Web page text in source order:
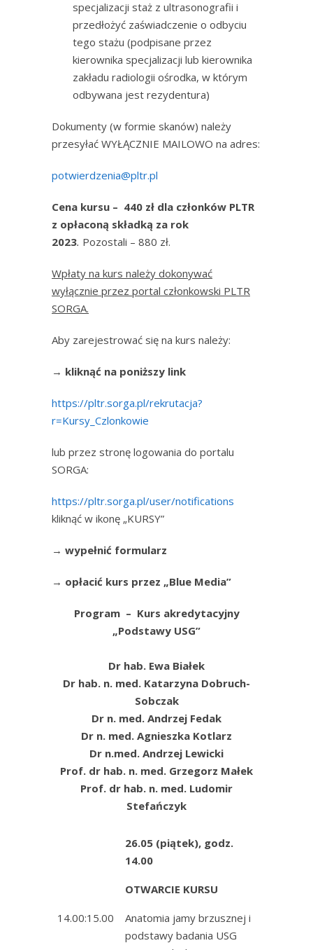
specjalizacji staż z ultrasonografii i
przedłożyć zaświadczenie o odbyciu
tego stażu (podpisane przez
kierownika specjalizacji lub kierownika
zakładu radiologii ośrodka, w którym
odbywana jest rezydentura)
Dokumenty (w formie skanów) należy
przesyłać WYŁĄCZNIE MAILOWO na adres:
potwierdzenia@pltr.pl
Cena kursu – 440 zł dla członków PLTR
z opłaconą składką za rok
2023. Pozostali – 880 zł.
Wpłaty na kurs należy dokonywać
wyłącznie przez portal członkowski PLTR
SORGA.
Aby zarejestrować się na kurs należy:
→ kliknąć na poniższy link
https://pltr.sorga.pl/rekrutacja?
r=Kursy_Czlonkowie
lub przez stronę logowania do portalu
SORGA:
https://pltr.sorga.pl/user/notifications
kliknąć w ikonę „KURSY”
→ wypełnić formularz
→ opłacić kurs przez „Blue Media”
Program – Kurs akredytacyjny
„Podstawy USG”
Dr hab. Ewa Białek
Dr hab. n. med. Katarzyna Dobruch-
Sobczak
Dr n. med. Andrzej Fedak
Dr n. med. Agnieszka Kotlarz
Dr n.med. Andrzej Lewicki
Prof. dr hab. n. med. Grzegorz Małek
Prof. dr hab. n. med. Ludomir
Stefańczyk
26.05 (piątek), godz.
14.00
OTWARCIE KURSU
14.00:15.00
Anatomia jamy brzusznej i
podstawy badania USG